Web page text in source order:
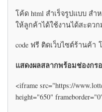
โค้ด html สำเร็จรูปแบบ ส
ให้ลูกค้าได้ใช้งานได้สะดวก
code ฟรี ติดเว็บไซต์ร้านค้า
แสดงผลสลากพร้อมช่องกร
<iframe src="https://
height="650"